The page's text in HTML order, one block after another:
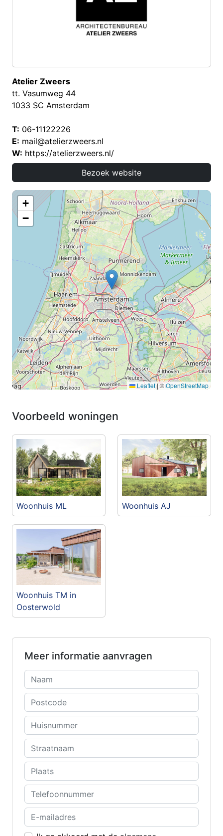
Atelier Zweers
tt. Vasumweg 44
1033 SC Amsterdam
T: 06-11122226
E: mail@atelierzweers.nl
W: https://atelierzweers.nl/
Bezoek website
+
−
Leaflet|©OpenStreetMap
Voorbeeld woningen
Woonhuis ML Woonhuis AJ
Woonhuis TM in
Oosterwold
Meer informatie aanvragen